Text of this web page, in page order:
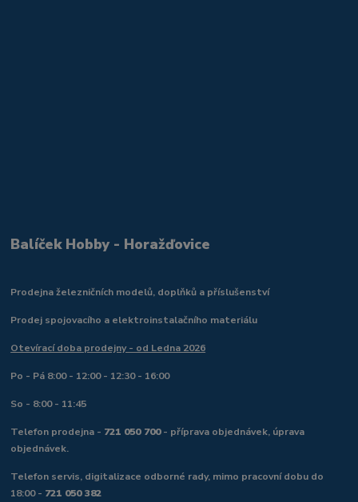
Balíček Hobby - Horažďovice
Prodejna železničních modelů, doplňků a příslušenství
Prodej spojovacího a elektroinstalačního materiálu
Otevírací doba prodejny - od Ledna 2026
Po - Pá 8:00 - 12:00 - 12:30 - 16:00
So - 8:00 - 11:45
Telefon prodejna - 721 050 700- příprava objednávek, úprava
objednávek.
Telefon servis, digitalizace odborné rady, mimo pracovní dobu do
18:00 - 721 050 382